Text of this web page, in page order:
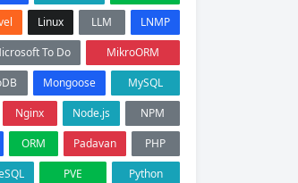
Linux LLM
LNMP
To Do
MikroORM
Mongoose
MySQL
Nginx Node.js
NPM
ORM Padavan
PHP
PVE
Python